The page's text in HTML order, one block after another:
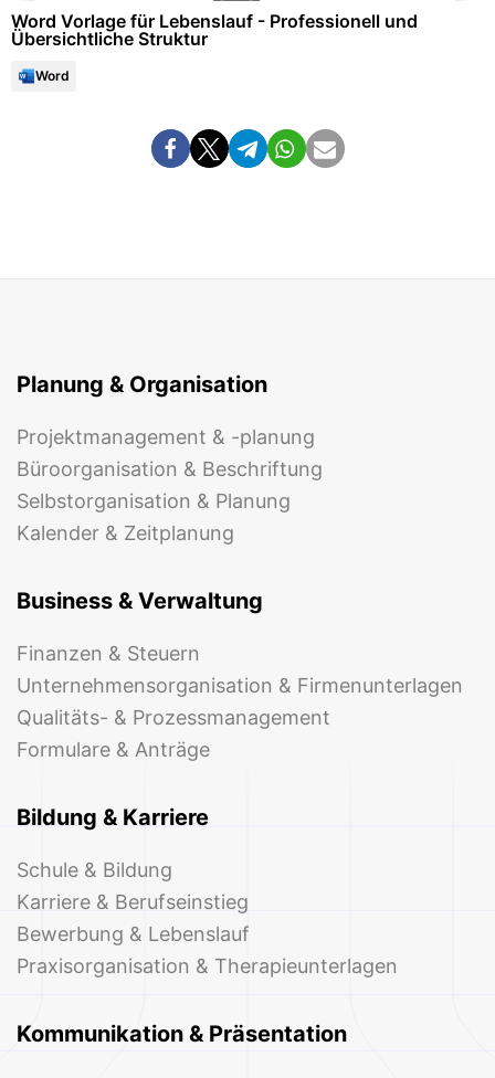
Word Vorlage für Lebenslauf - Professionell und
Übersichtliche Struktur
Word
Planung & Organisation
Projektmanagement & -planung
Büroorganisation & Beschriftung
Selbstorganisation & Planung
Kalender & Zeitplanung
Business & Verwaltung
Finanzen & Steuern
Unternehmensorganisation & Firmenunterlagen
Qualitäts- & Prozessmanagement
Formulare & Anträge
Bildung & Karriere
Schule & Bildung
Karriere & Berufseinstieg
Bewerbung & Lebenslauf
Praxisorganisation & Therapieunterlagen
Kommunikation & Präsentation